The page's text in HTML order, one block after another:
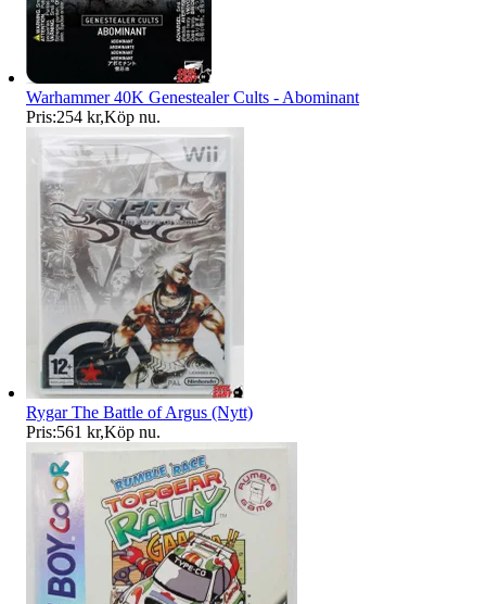
Warhammer 40K Genestealer Cults - Abominant
Pris:254 kr,Köp nu.
Rygar The Battle of Argus (Nytt)
Pris:561 kr,Köp nu.